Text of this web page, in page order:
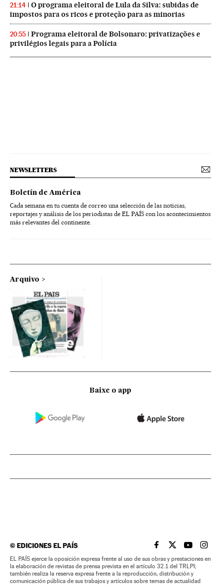
21:14
O programa eleitoral de Lula da Silva: subidas de
impostos para os ricos e proteção para as minorias
20:55
Programa eleitoral de Bolsonaro: privatizações e
privilégios legais para a Polícia
NEWSLETTERS
Boletín de América
Cada semana en tu cuenta de correo una selección de las noticias,
reportajes y análisis de los periodistas de EL PAÍS con los acontecimientos
más relevantes del continente.
Arquivo
Baixe o app
©EDICIONES EL PAÍS EL PAÍS BRASIL EN
EL PAÍSEL PAÍS
EL
EL PAÍS ejerce la oposición expresa frente al uso de sus obras y prestaciones en
la elaboración de revistas de prensa prevista en el artículo 32.1 del TRLPI;
también realiza la reserva expresa frente a la reproducción, distribución y
comunicación pública de sus trabajos y artículos sobre temas de actualidad